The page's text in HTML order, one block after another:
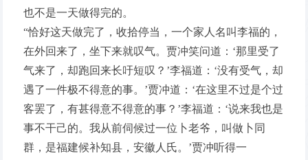
也不是一天做得完的。
“恰好这天做完了，收拾停当，一个家人名叫李福的，
在外回来了，坐下来就叹气。贾冲笑问道：‘那里受了
气来了，却跑回来长吁短叹？’李福道：‘没有受气，却
遇了一件极不得意的事。’贾冲道：‘在这里不过是个过
客罢了，有甚得意不得意的事？’李福道：‘说来我也是
事不干己的。我从前伺候过一位卜老爷，叫做卜同
群，是福建候补知县，安徽人氏。’贾冲听得一